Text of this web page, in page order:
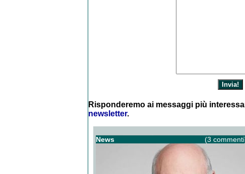
Risponderemo ai messaggi più
newsletter.
News (3